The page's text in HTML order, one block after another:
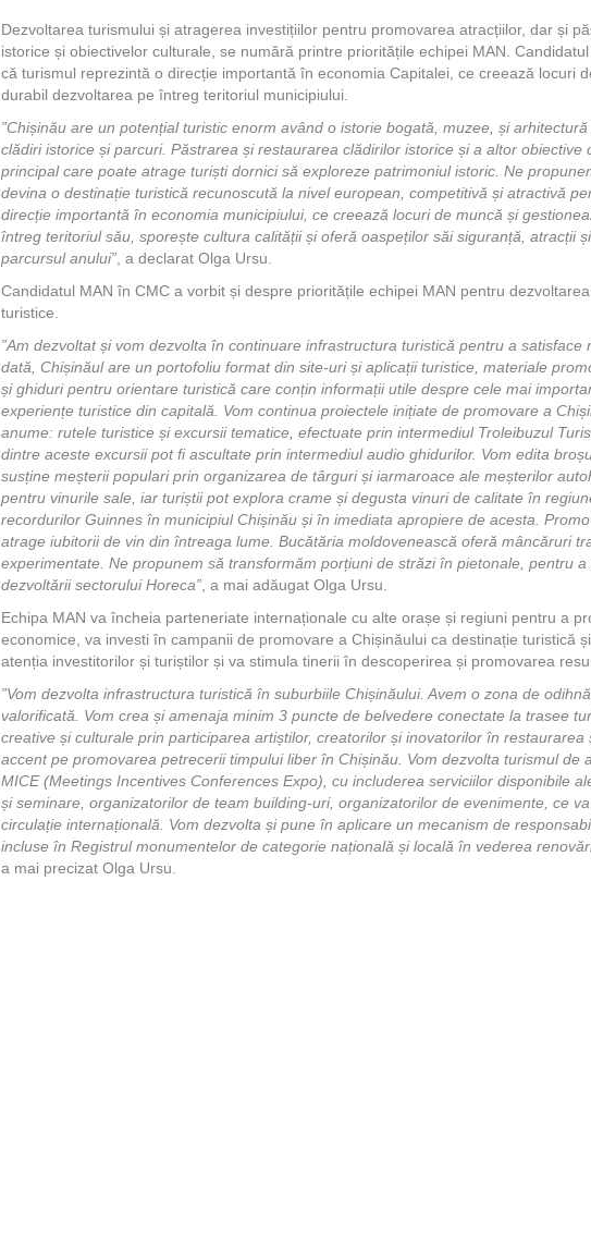
Dezvoltarea turismului și atragerea investițiilor pentru promovarea atracțiilor, dar și
istorice și obiectivelor culturale, se numără printre prioritățile echipei MAN.
că turismul reprezintă o direcție importantă în economia Capitalei, ce creează locuri
durabil dezvoltarea pe întreg teritoriul municipiului.
”Chișinău are un potențial turistic enorm având o istorie bogată, muzee, și
clădiri istorice și parcuri. Păstrarea și restaurarea clădirilor istorice și a altor obiective
principal care poate atrage turiști dornici să exploreze patrimoniul istoric. Ne
devina o destinație turistică recunoscută la nivel european, competitivă și atractivă
direcție importantă în economia municipiului, ce creează locuri de muncă și
întreg teritoriul său, sporește cultura calității și oferă oaspeților săi siguranță, atracții
parcursul anului” , a declarat Olga Ursu.
Candidatul MAN în CMC a vorbit și despre prioritățile echipei MAN pentru
turistice.
”Am dezvoltat și vom dezvolta în continuare infrastructura turistică pentru a satisface
dată, Chișinăul are un portofoliu format din site-uri și aplicații turistice, materiale
și ghiduri pentru orientare turistică care conțin informații utile despre cele mai
experiențe turistice din capitală. Vom continua proiectele inițiate de promovare a
anume: rutele turistice și excursii tematice, efectuate prin intermediul Troleibuzul
dintre aceste excursii pot fi ascultate prin intermediul audio ghidurilor. Vom edita
susține meșterii populari prin organizarea de târguri și iarmaroace ale meșterilor
pentru vinurile sale, iar turiștii pot explora crame și degusta vinuri de calitate în
recordurilor Guinnes în municipiul Chișinău și în imediata apropiere de acesta.
atrage iubitorii de vin din întreaga lume. Bucătăria moldovenească oferă mâncăruri
experimentate. Ne propunem să transformăm porțiuni de străzi în pietonale, pentru
dezvoltării sectorului Horeca” , a mai adăugat Olga Ursu.
Echipa MAN va încheia parteneriate internaționale cu alte orașe și regiuni pentru a
economice, va investi în campanii de promovare a Chișinăului ca destinație turistică
atenția investitorilor și turiștilor și va stimula tinerii în descoperirea și promovarea
”Vom dezvolta infrastructura turistică în suburbiile Chișinăului. Avem o zona de
valorificată. Vom crea și amenaja minim 3 puncte de belvedere conectate la trasee
creative și culturale prin participarea artiștilor, creatorilor și inovatorilor în
accent pe promovarea petrecerii timpului liber în Chișinău. Vom dezvolta turismul de
MICE (Meetings Incentives Conferences Expo), cu includerea serviciilor disponibile
și seminare, organizatorilor de team building-uri, organizatorilor de evenimente, ce
circulație internațională. Vom dezvolta și pune în aplicare un mecanism de
incluse în Registrul monumentelor de categorie națională și locală în vederea
a mai precizat Olga Ursu.